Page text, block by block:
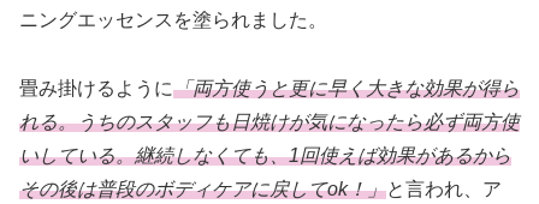
ニングエッセンスを塗られました。
畳み掛けるように「両方使うと更に早く大きな効果が得ら
れる。うちのスタッフも日焼けが気になったら必ず両方使
いしている。継続しなくても、1回使えば効果があるから
その後は普段のボディケアに戻してok！」と言われ、ア